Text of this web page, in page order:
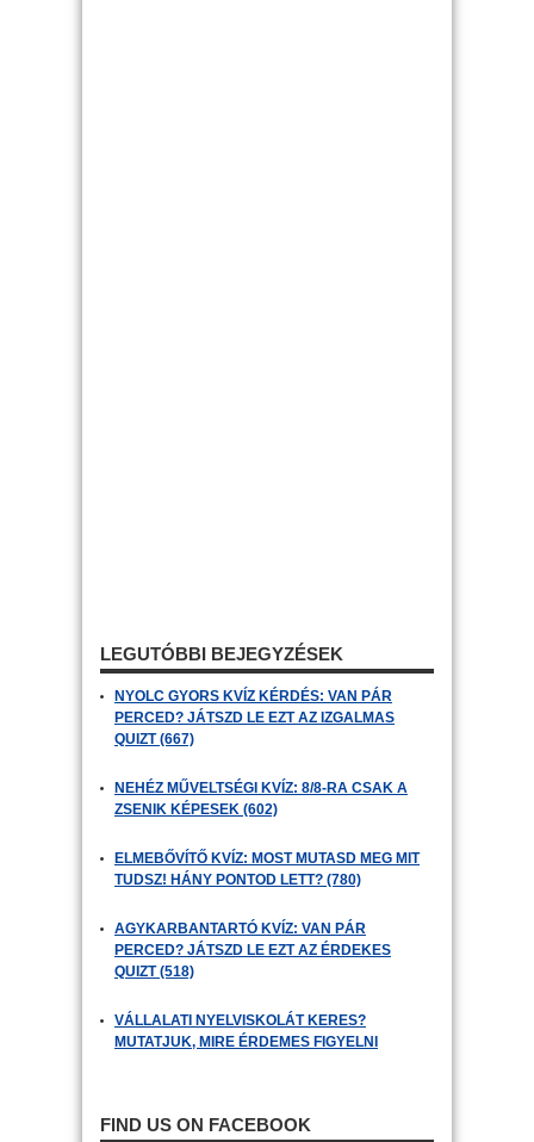
LEGUTÓBBI BEJEGYZÉSEK
NYOLC GYORS KVÍZ KÉRDÉS: VAN PÁR
PERCED? JÁTSZD LE EZT AZ IZGALMAS
QUIZT (667)
NEHÉZ MŰVELTSÉGI KVÍZ: 8/8-RA CSAK A
ZSENIK KÉPESEK (602)
ELMEBŐVÍTŐ KVÍZ: MOST MUTASD MEG MIT
TUDSZ! HÁNY PONTOD LETT? (780)
AGYKARBANTARTÓ KVÍZ: VAN PÁR
PERCED? JÁTSZD LE EZT AZ ÉRDEKES
QUIZT (518)
VÁLLALATI NYELVISKOLÁT KERES?
MUTATJUK, MIRE ÉRDEMES FIGYELNI
FIND US ON FACEBOOK